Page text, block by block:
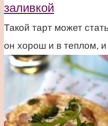
заливкой
Такой тарт может
он хорош и в теплом, и